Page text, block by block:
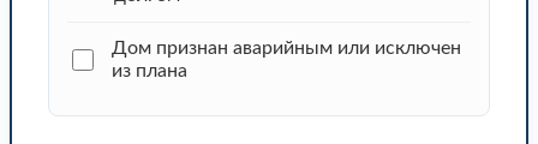
Дом признан аварийным или исключен
из плана